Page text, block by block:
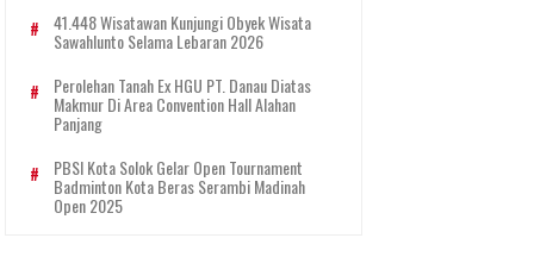
41.448 Wisatawan Kunjungi Obyek Wisata
Sawahlunto Selama Lebaran 2026
Perolehan Tanah Ex HGU PT. Danau Diatas
Makmur Di Area Convention Hall Alahan
Panjang
PBSI Kota Solok Gelar Open Tournament
Badminton Kota Beras Serambi Madinah
Open 2025